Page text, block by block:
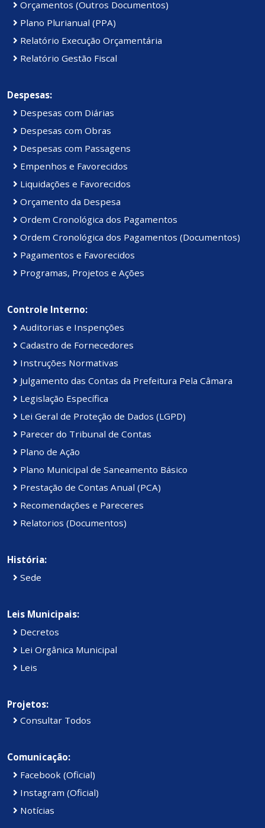
Orçamentos (Outros Documentos)
Plano Plurianual (PPA)
Relatório Execução Orçamentária
Relatório Gestão Fiscal
Despesas:
Despesas com Diárias
Despesas com Obras
Despesas com Passagens
Empenhos e Favorecidos
Liquidações e Favorecidos
Orçamento da Despesa
Ordem Cronológica dos Pagamentos
Ordem Cronológica dos Pagamentos (Documentos)
Pagamentos e Favorecidos
Programas, Projetos e Ações
Controle Interno:
Auditorias e Inspenções
Cadastro de Fornecedores
Instruções Normativas
Julgamento das Contas da Prefeitura Pela Câmara
Legislação Específica
Lei Geral de Proteção de Dados (LGPD)
Parecer do Tribunal de Contas
Plano de Ação
Plano Municipal de Saneamento Básico
Prestação de Contas Anual (PCA)
Recomendações e Pareceres
Relatorios (Documentos)
História:
Sede
Leis Municipais:
Decretos
Lei Orgânica Municipal
Leis
Projetos:
Consultar Todos
Comunicação:
Facebook (Oficial)
Instagram (Oficial)
Notícias